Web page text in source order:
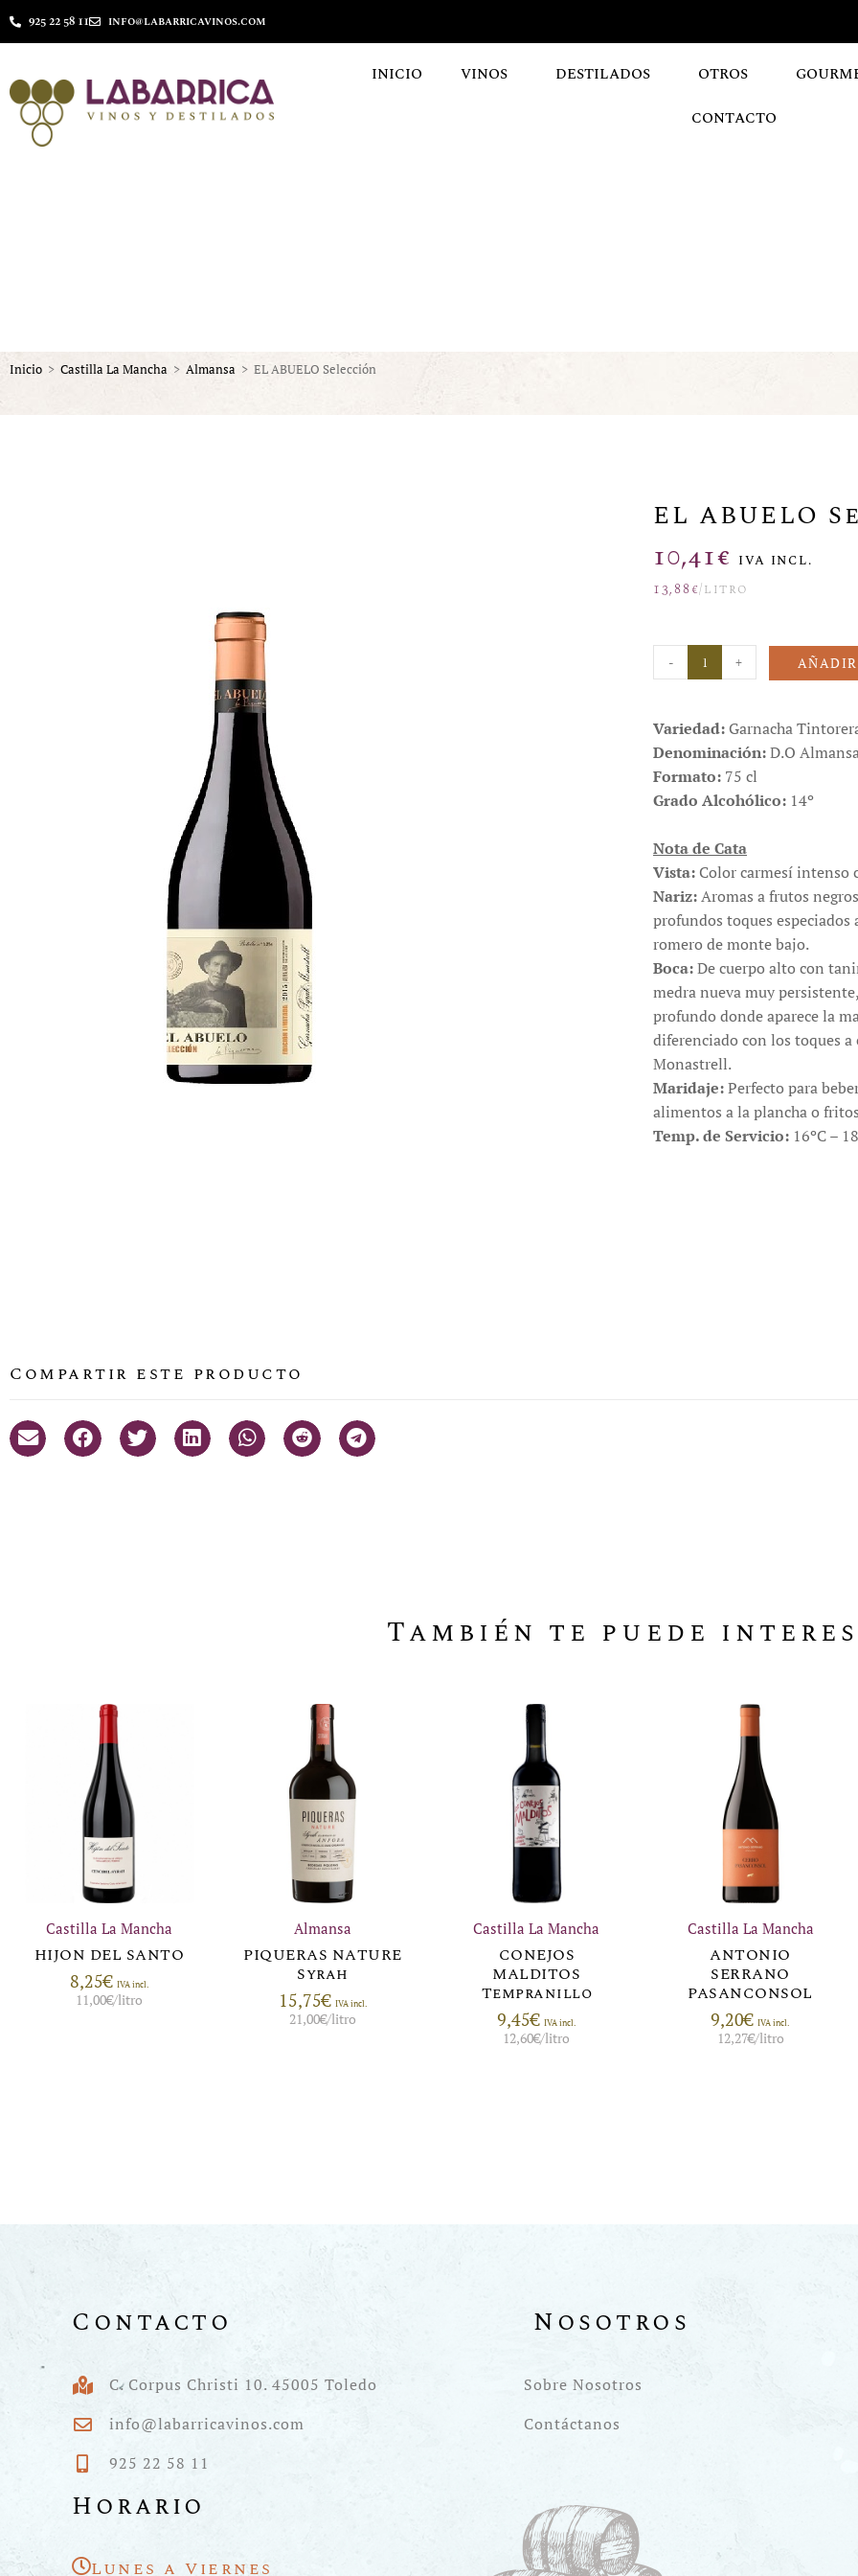
925 22 58 11 info@labarricavinos.com
INICIO VINOS DESTILADOS OTROS
CONTACTO
Inicio > Castilla La Mancha > Almansa > EL ABUELO Selección
EL ABUELO
10,41€ IVA INCL.
13,88€/litro
- +
Variedad: Garnacha
Denominación:D.O
Formato: 75 cl
Grado Alcohólico: 14º
Nota de Cata
Vista: Color carmesí intenso
Nariz:Aromas a frutos
profundos toques especiados
romero de monte bajo.
Boca:De cuerpo alto con
medra nueva muy
profundo donde aparece la
diferenciado con los toques
Monastrell.
Maridaje:Perfecto para
alimentos a la plancha o
Temp. de Servicio: 16ºC –
Compartir este producto
También te puede
Castilla La Mancha
HIJON DEL SANTO
8,25€ IVA incl.
11,00€/litro
Almansa
PIQUERAS NATURE
Syrah
15,75€ IVA incl.
21,00€/litro
Castilla La Mancha
CONEJOS
MALDITOS
Tempranillo
9,45€ IVA incl.
12,60€/litro
Castilla La Mancha
ANTONIO
SERRANO
PASANCONSOL
9,20€ IVA incl.
12,27€/litro
Contacto
C. Corpus Christi 10. 45005 Toledo
info@labarricavinos.com
925 22 58 11
Horario
Lunes a Viernes
Nosotros
Sobre Nosotros
Contáctanos